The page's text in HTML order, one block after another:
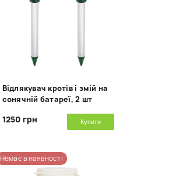
Відлякувач кротів і змій на
сонячній батареї, 2 шт
1250 грн Купити
Немає в наявності